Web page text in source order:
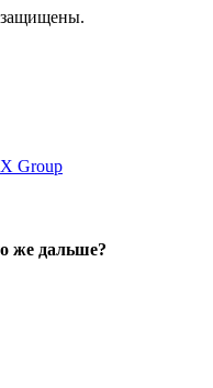
Group
же дальше?